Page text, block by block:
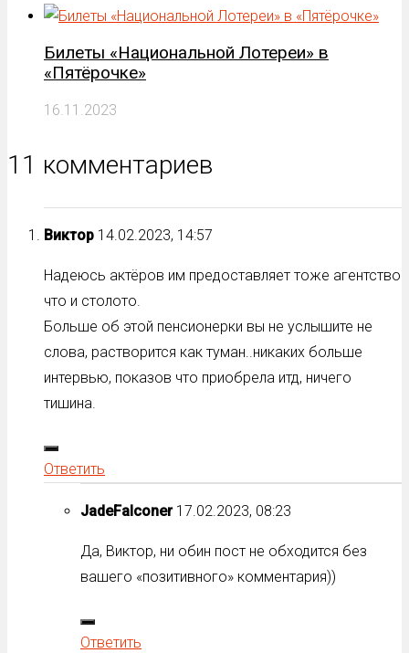
Билеты «Национальной Лотереи» в
«Пятёрочке»
16.11.2023
11 комментариев
Виктор 14.02.2023, 14:57
Надеюсь актёров им предоставляет тоже агентство
что и столото.
Больше об этой пенсионерки вы не услышите не
слова, растворится как туман..никаких больше
интервью, показов что приобрела итд, ничего
тишина.
Ответить
JadeFalconer 17.02.2023, 08:23
Да, Виктор, ни обин пост не обходится без
вашего «позитивного» комментария))
Ответить